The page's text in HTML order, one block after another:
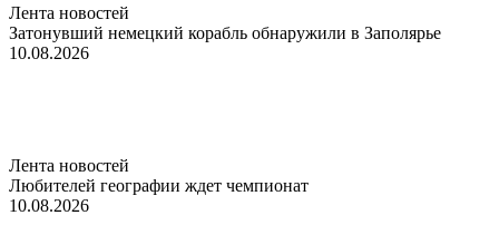
Лента новостей
Затонувший немецкий корабль обнаружили в Заполярье
10.08.2026
Лента новостей
Любителей географии ждет чемпионат
10.08.2026